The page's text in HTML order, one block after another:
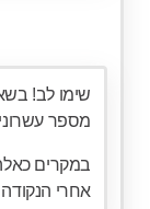
שימו לב!
מספר
במקרים
אחרי